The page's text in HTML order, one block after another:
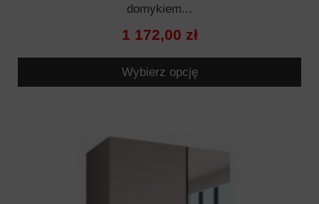
domykiem...
1 172,00 zł
Wybierz opcję